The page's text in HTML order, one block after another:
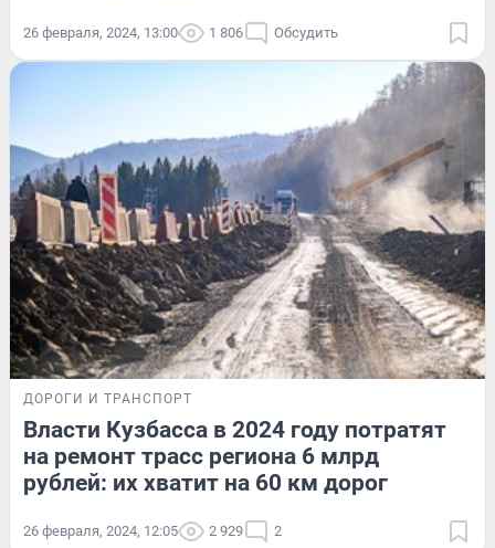
26 февраля, 2024, 13:00 1 806 Обсудить
ДОРОГИ И ТРАНСПОРТ
Власти Кузбасса в 2024 году потратят
на ремонт трасс региона 6 млрд
рублей: их хватит на 60 км дорог
26 февраля, 2024, 12:05 2 929 2